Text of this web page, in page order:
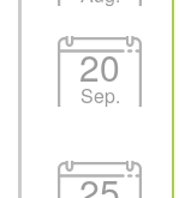
20
Sep.